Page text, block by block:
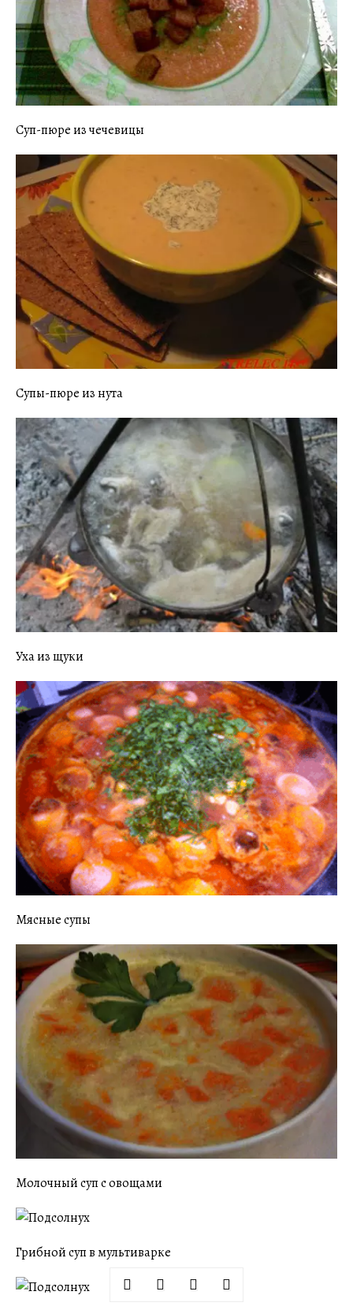
Суп-пюре из чечевицы
Супы-пюре из нута
Уха из щуки
Мясные супы
Молочный суп с овощами
Грибной суп в мультиварке